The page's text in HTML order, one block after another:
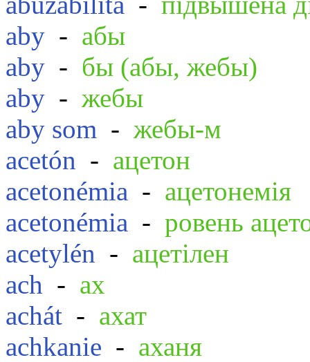
aby - абы
aby - бы (абы, жебы)
aby - жебы
aby som - жебы-м
acetón - ацетон
acetonémia - ацетонемія
acetonémia - ровень
acetylén - ацетілен
ach - ах
achát - ахат
achkanie - аханя